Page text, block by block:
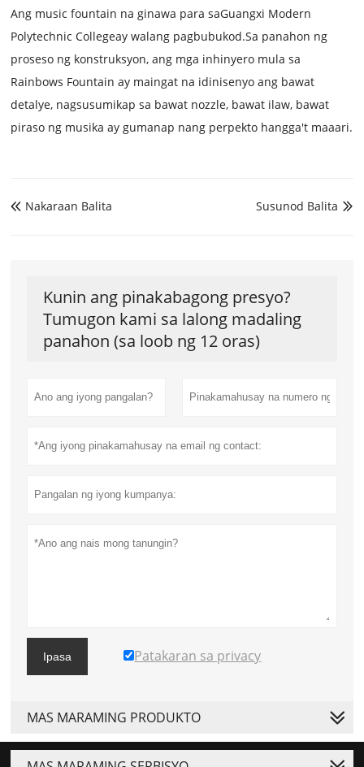
Ang music fountain na ginawa para saGuangxi Modern
Polytechnic Collegeay walang pagbubukod.Sa panahon ng
proseso ng konstruksyon, ang mga inhinyero mula sa
Rainbows Fountain ay maingat na idinisenyo ang bawat
detalye, nagsusumikap sa bawat nozzle, bawat ilaw, bawat
piraso ng musika ay gumanap nang perpekto hangga't maaari.
 Nakaraan Balita 
Susunod Balita
Kunin ang pinakabagong presyo?
Tumugon kami sa lalong madaling
panahon (sa loob ng 12 oras)
Ipasa Patakaran sa privacy
MAS MARAMING PRODUKTO